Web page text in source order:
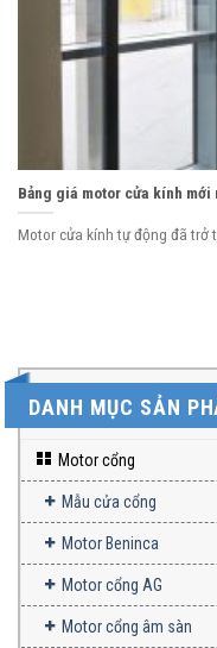
Bảng giá motor cửa kính mới
Motor cửa kính tự động đã trở
DANH MỤC SẢN
Motor cổng
Mẫu cửa cổng
Motor Beninca
Motor cổng AG
Motor cổng âm sàn